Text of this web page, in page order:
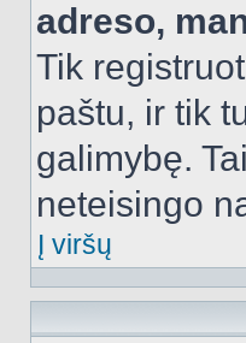
adreso,
Tik
paštu, ir tik
galimybę.
neteisingo
Į viršų